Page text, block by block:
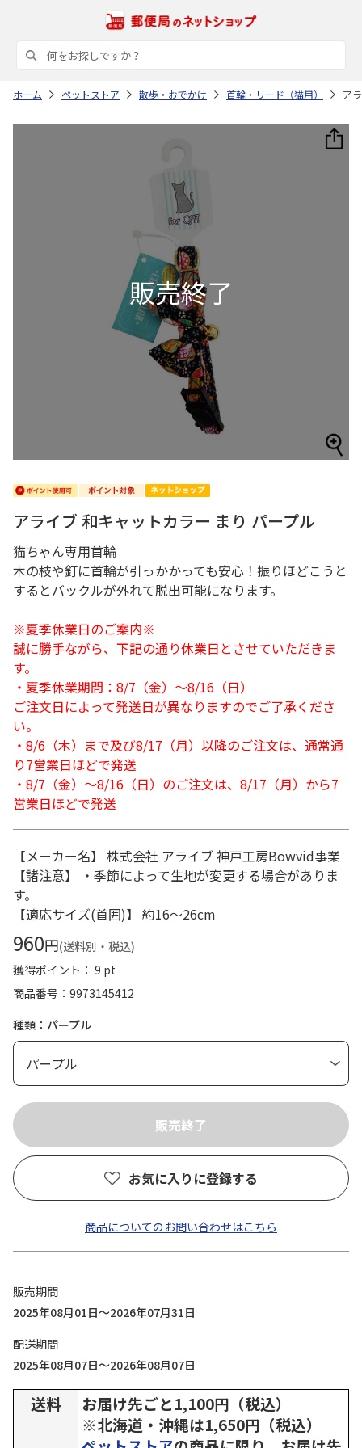
ホーム ペットストア 散歩・おでかけ 首輪・リード（猫用） ア
アライブ 和キャットカラー まり パープル
猫ちゃん専用首輪
木の枝や釘に首輪が引っかかっても安心！振りほどこうと
するとバックルが外れて脱出可能になります。
※夏季休業日のご案内※
誠に勝手ながら、下記の通り休業日とさせていただきま
す。
・夏季休業期間：8/7（金）～8/16（日）
ご注文日によって発送日が異なりますのでご了承くださ
い。
・8/6（木）まで及び8/17（月）以降のご注文は、通常通
り7営業日ほどで発送
・8/7（金）～8/16（日）のご注文は、8/17（月）から7
営業日ほどで発送
【メーカー名】 株式会社 アライブ 神戸工房Bowvid事業
【諸注意】 ・季節によって生地が変更する場合がありま
す。
【適応サイズ(首囲)】 約16～26cm
960円(送料別・税込)
獲得ポイント： 9 pt
商品番号
9973145412
種類：パープル
お気に入りに登録する
商品についてのお問い合わせはこちら
販売期間
2025年08月01日～2026年07月31日
配送期間
2025年08月07日～2026年08月07日
送料
お届け先ごと1,100円（税込）
※北海道・沖縄は1,650円（税込）